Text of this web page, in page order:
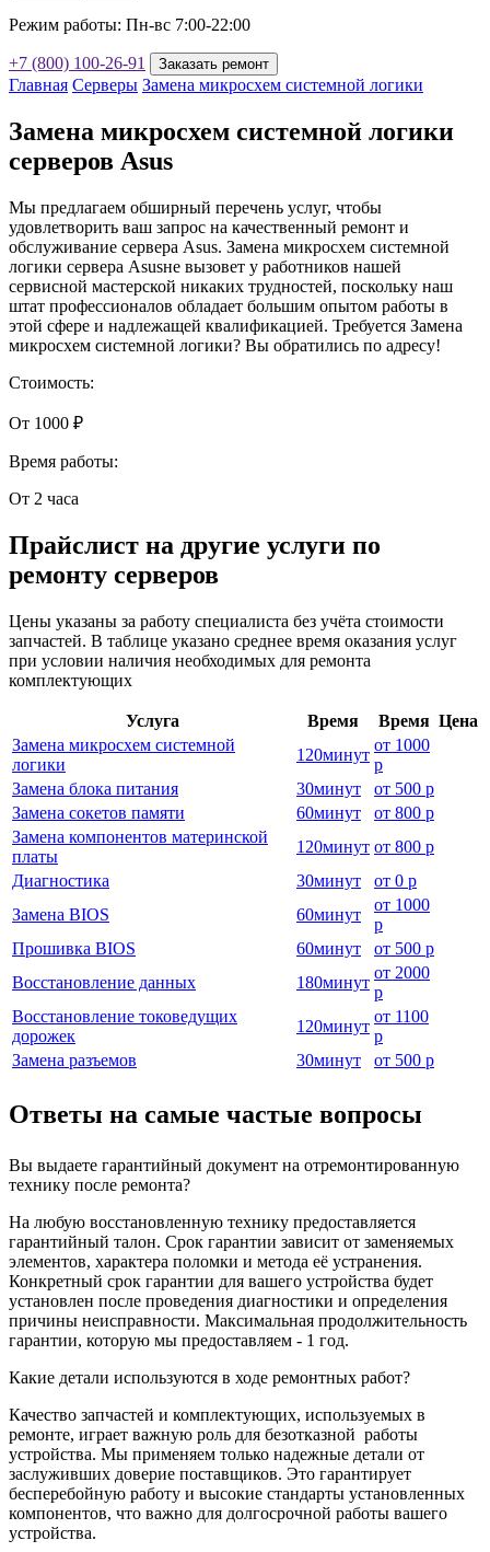
Режим работы: Пн-вс 7:00-22:00
+7 (800) 100-26-91 Заказать ремонт
Главная Серверы Замена микросхем системной логики
Замена микросхем системной логики
серверов Asus
Мы предлагаем обширный перечень услуг, чтобы
удовлетворить ваш запрос на качественный ремонт и
обслуживание сервера Asus. Замена микросхем системной
логики сервера Asusне вызовет у работников нашей
сервисной мастерской никаких трудностей, поскольку наш
штат профессионалов обладает большим опытом работы в
этой сфере и надлежащей квалификацией. Требуется Замена
микросхем системной логики? Вы обратились по адресу!
Стоимость:
От 1000 ₽
Время работы:
От 2 часа
Прайслист на другие услуги по
ремонту серверов
Цены указаны за работу специалиста без учёта стоимости
запчастей. В таблице указано среднее время оказания услуг
при условии наличия необходимых для ремонта
комплектующих
Услуга Время Время Цена
Замена микросхем системной
логики
120минут
от 1000
р
Замена блока питания
30минут от 500 р
Замена сокетов памяти
60минут от 800 р
Замена компонентов материнской
платы
120минут от 800 р
Диагностика
30минут от 0 р
Замена BIOS
60минут
от 1000
р
Прошивка BIOS
60минут от 500 р
Восстановление данных
180минут
от 2000
р
Восстановление токоведущих
дорожек
120минут
от 1100
р
Замена разъемов
30минут от 500 р
Ответы на самые частые вопросы
Вы выдаете гарантийный документ на отремонтированную
технику после ремонта?
На любую восстановленную технику предоставляется
гарантийный талон. Срок гарантии зависит от заменяемых
элементов, характера поломки и метода её устранения.
Конкретный срок гарантии для вашего устройства будет
установлен после проведения диагностики и определения
причины неисправности. Максимальная продолжительность
гарантии, которую мы предоставляем - 1 год.
Какие детали используются в ходе ремонтных работ?
Качество запчастей и комплектующих, используемых в
ремонте, играет важную роль для безотказной работы
устройства. Мы применяем только надежные детали от
заслуживших доверие поставщиков. Это гарантирует
бесперебойную работу и высокие стандарты установленных
компонентов, что важно для долгосрочной работы вашего
устройства.